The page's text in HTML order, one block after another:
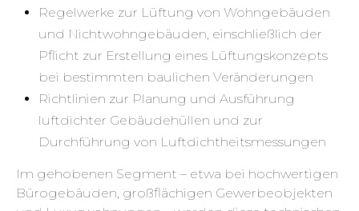
Regelwerke zur Lüftung von Wohngebäuden
und Nichtwohngebäuden, einschließlich der
Pflicht zur Erstellung eines Lüftungskonzepts
bei bestimmten baulichen Veränderungen
Richtlinien zur Planung und Ausführung
luftdichter Gebäudehüllen und zur
Durchführung von Luftdichtheitsmessungen
Im gehobenen Segment – etwa bei hochwertigen
Bürogebäuden, großflächigen Gewerbeobjekten